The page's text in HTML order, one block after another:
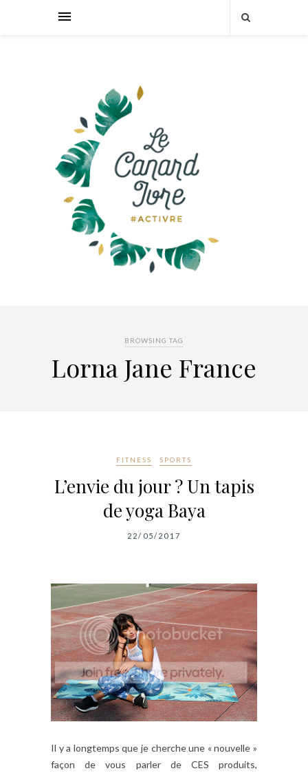
BROWSING TAG
Lorna Jane France
FITNESS SPORTS
L’envie du jour ? Un tapis
de yoga Baya
22/05/2017
Il y a longtemps que je cherche une « nouvelle »
façon de vous parler de CES produits,